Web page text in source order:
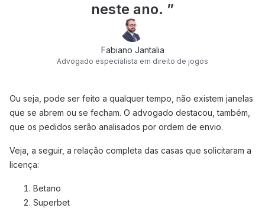
neste ano. ”
Fabiano Jantalia
Advogado especialista em direito de jogos
Ou seja, pode ser feito a qualquer tempo, não existem janelas
que se abrem ou se fecham. O advogado destacou, também,
que os pedidos serão analisados por ordem de envio.
Veja, a seguir, a relação completa das casas que solicitaram a
licença:
Betano
Superbet